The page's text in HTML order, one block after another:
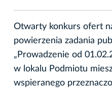
Otwarty konkurs ofert
powierzenia zadania
„Prowadzenie od
w lokalu Podmiotu
wspieranego